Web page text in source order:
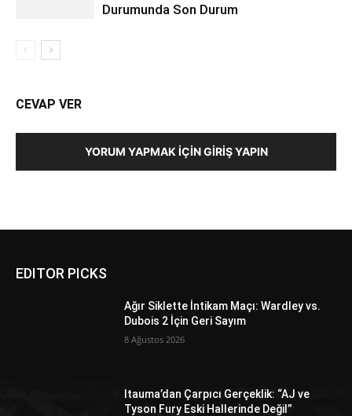
Durumunda Son Durum
CEVAP VER
YORUM YAPMAK İÇIN GIRIŞ YAPIN
EDITOR PICKS
Ağır Siklette İntikam Maçı: Wardley vs.
Dubois 2 İçin Geri Sayım
8 Ağustos 2026
Itauma’dan Çarpıcı Gerçeklik: “AJ ve
Tyson Fury Eski Hallerinde Değil”